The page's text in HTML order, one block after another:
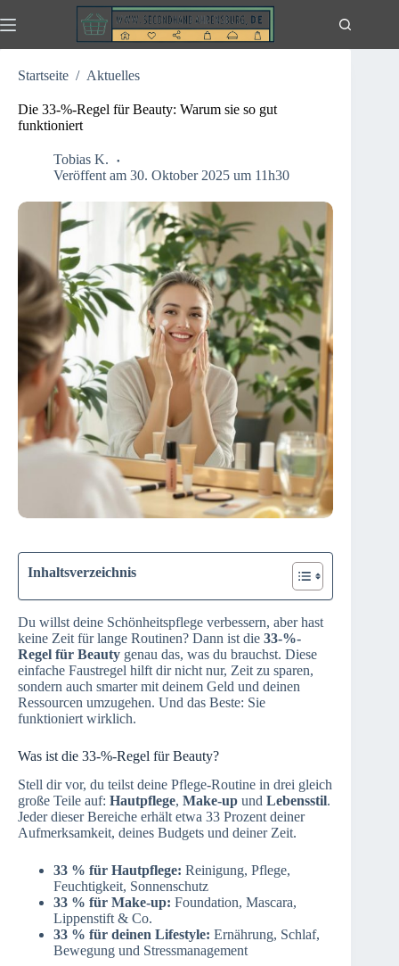
Inhalt
Startseite / Aktuelles
Die 33-%-Regel für Beauty: Warum sie so gut
funktioniert
Tobias K.
Veröffent am 30. Oktober 2025 um 11h30
Inhaltsverzeichnis
Du willst deine Schönheitspflege verbessern, aber hast
keine Zeit für lange Routinen? Dann ist die 33-%-
Regel für Beauty genau das, was du brauchst. Diese
einfache Faustregel hilft dir nicht nur, Zeit zu sparen,
sondern auch smarter mit deinem Geld und deinen
Ressourcen umzugehen. Und das Beste: Sie
funktioniert wirklich.
Was ist die 33-%-Regel für Beauty?
Stell dir vor, du teilst deine Pflege-Routine in drei gleich
große Teile auf: Hautpflege, Make-up und Lebensstil.
Jeder dieser Bereiche erhält etwa 33 Prozent deiner
Aufmerksamkeit, deines Budgets und deiner Zeit.
33 % für Hautpflege: Reinigung, Pflege,
Feuchtigkeit, Sonnenschutz
33 % für Make-up: Foundation, Mascara,
Lippenstift & Co.
33 % für deinen Lifestyle: Ernährung, Schlaf,
Bewegung und Stressmanagement